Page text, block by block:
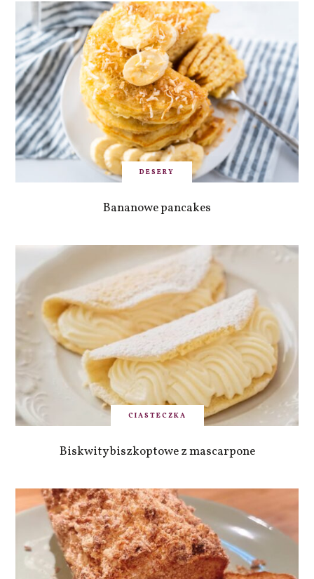
DESERY
Bananowe pancakes
CIASTECZKA
Biskwity biszkoptowe z mascarpone